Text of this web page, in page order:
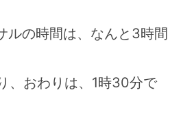
ルの時間は、なんと3時間
、おわりは、1時30分で